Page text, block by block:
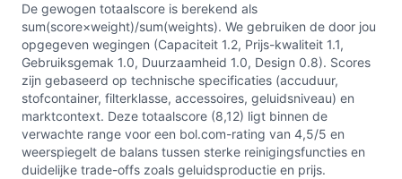
De gewogen totaalscore is berekend als
sum(score×weight)/sum(weights). We gebruiken de door jou
opgegeven wegingen (Capaciteit 1.2, Prijs-kwaliteit 1.1,
Gebruiksgemak 1.0, Duurzaamheid 1.0, Design 0.8). Scores
zijn gebaseerd op technische specificaties (accuduur,
stofcontainer, filterklasse, accessoires, geluidsniveau) en
marktcontext. Deze totaalscore (8,12) ligt binnen de
verwachte range voor een bol.com-rating van 4,5/5 en
weerspiegelt de balans tussen sterke reinigingsfuncties en
duidelijke trade-offs zoals geluidsproductie en prijs.